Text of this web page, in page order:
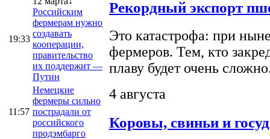
19:33
Российским
фермерам нужно
создавать
кооперации,
правительство
их поддержит —
Путин
11:57
Немецкие
фермеры сильно
пострадали от
российского
продэмбарго
Рекордный экспорт
Это катастрофа: при
фермеров. Тем, кто
плаву будет очень
4 августа
Коровы, свиньи и